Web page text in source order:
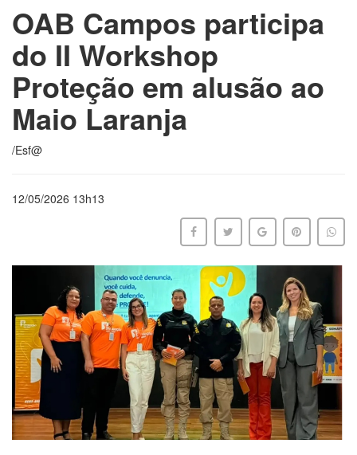
OAB Campos participa
do II Workshop
Proteção em alusão ao
Maio Laranja
/Esf@
12/05/2026 13h13